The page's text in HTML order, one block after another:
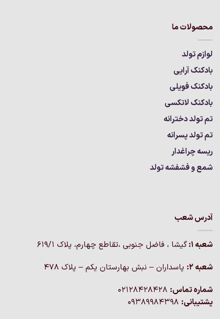
محصولات ما
لوازم تولد
بادکنک آرایی
بادکنک فویلی
بادکنک لاتکسی
تم تولد دخترانه
تم تولد پسرانه
ریسه چراغدار
شمع و فشفشه تولد
آدرس شعب
شعبه 1:
گيشا ، فاضل جنوبی ،تقاطع چهارم، پلاک 619/1
شعبه 2:
پاسداران – نبش بهارستان یکم – پلاک ۴۷۸
شماره تماس:
پشتیبانی: